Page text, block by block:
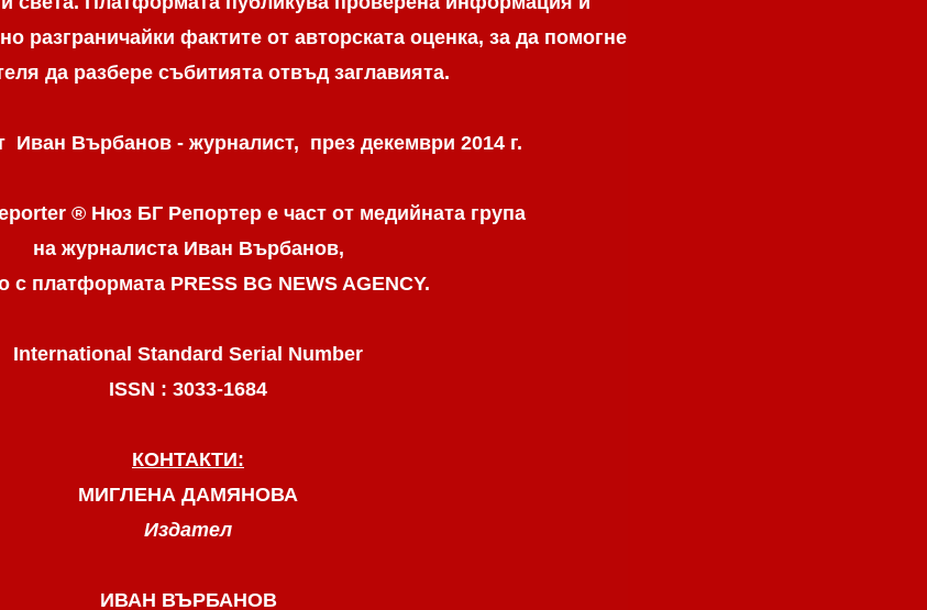
разграничaйки фактите от авторската оценка, за да помогне
да разбере събитията отвъд заглавията.
Иван Върбанов - журналист, през декември 2014 г.
® Нюз БГ Репортер е част от медийната група
на журналиста Иван Върбанов,
с платформата PRESS BG NEWS AGENCY.
International Standard Serial Number
ISSN : 3033-1684
КОНТАКТИ:
МИГЛЕНА ДАМЯНОВА
Издател
ИВАН ВЪРБАНОВ